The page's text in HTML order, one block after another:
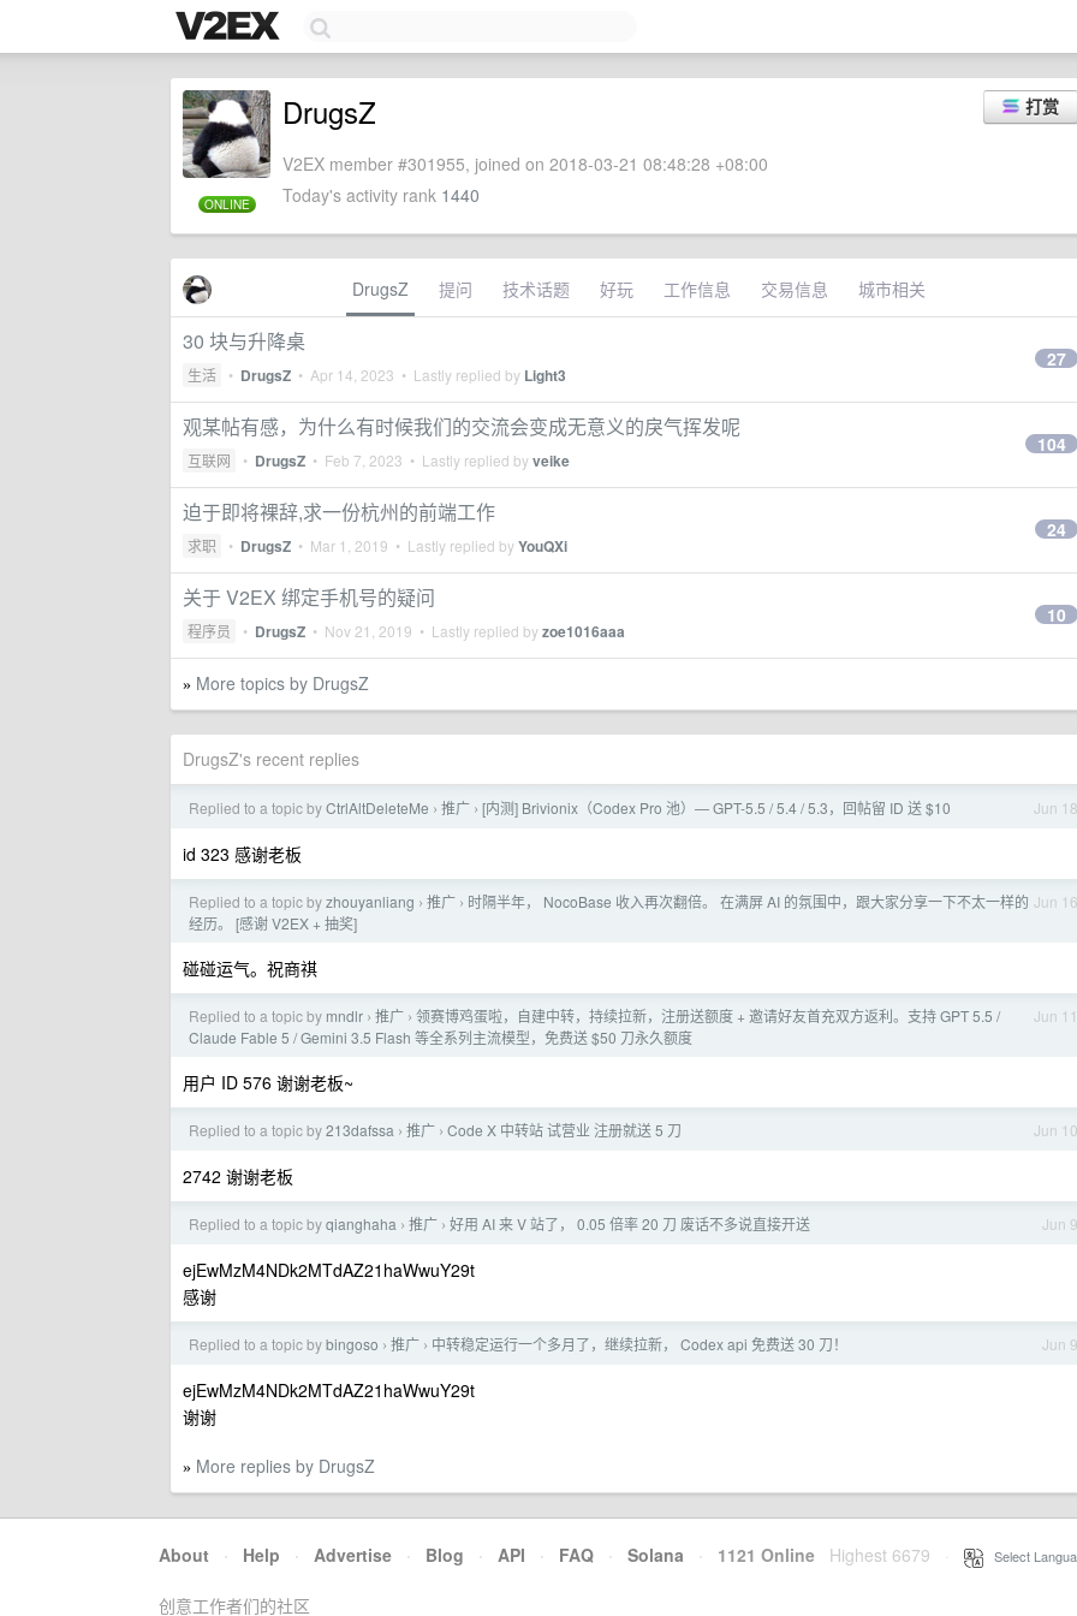
ONLINE
打赏
DrugsZ
V2EX member #301955, joined on 2018-03-21 08:48:28 +08:00
Today's activity rank 1440
DrugsZ 提问 技术话题 好玩 工作信息 交易信息 城市相关
30 块与升降桌
生活 • DrugsZ • Apr 14, 2023 • Lastly replied by Light3
27
观某帖有感，为什么有时候我们的交流会变成无意义的戾气挥发呢
互联网 • DrugsZ • Feb 7, 2023 • Lastly replied byveike
104
迫于即将裸辞,求一份杭州的前端工作
求职 • DrugsZ • Mar 1, 2019 • Lastly replied byYouQXi
24
关于 V2EX 绑定手机号的疑问
程序员 • DrugsZ • Nov 21, 2019 • Lastly replied byzoe1016aaa
10
» More topics by DrugsZ
DrugsZ's recent replies
Jun 18
Replied to a topic byCtrlAltDeleteMe › 推广 › [内测] Brivionix（Codex Pro 池）— GPT-5.5 / 5.4 / 5.3，回帖留 ID 送 $10
id 323 感谢老板
Jun 16
Replied to a topic byzhouyanliang › 推广 › 时隔半年， NocoBase 收入再次翻倍。 在满屏 AI 的氛围中，跟大家分享一下不太一样的
经历。 [感谢 V2EX + 抽奖]
碰碰运气。祝商祺
Jun 11
Replied to a topic by mndlr › 推广 › 领赛博鸡蛋啦，自建中转，持续拉新，注册送额度 + 邀请好友首充双方返利。支持 GPT 5.5 /
Claude Fable 5 / Gemini 3.5 Flash 等全系列主流模型，免费送 $50 刀永久额度
用户 ID 576 谢谢老板~
Jun 10
Replied to a topic by213dafssa › 推广 › Code X 中转站 试营业 注册就送 5 刀
2742 谢谢老板
Jun 9
Replied to a topic byqianghaha › 推广 › 好用 AI 来 V 站了， 0.05 倍率 20 刀 废话不多说直接开送
ejEwMzM4NDk2MTdAZ21haWwuY29t
感谢
Jun 9
Replied to a topic bybingoso › 推广 › 中转稳定运行一个多月了，继续拉新， Codex api 免费送 30 刀！
ejEwMzM4NDk2MTdAZ21haWwuY29t
谢谢
» More replies by DrugsZ
About · Help · Advertise · Blog · API · FAQ · Solana · 1121 Online Highest 6679 Select
创意工作者们的社区